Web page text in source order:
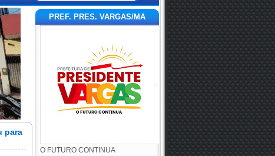
para
PREF. PRES. VARGAS/MA
O FUTURO CONTINUA